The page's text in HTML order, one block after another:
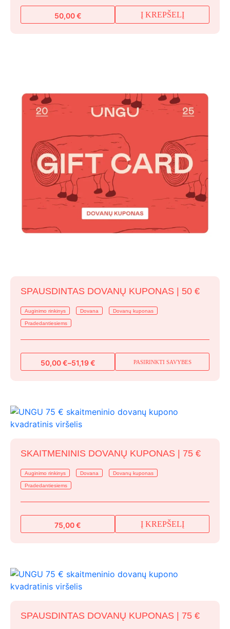
50,00€ Į KREPŠELĮ
SPAUSDINTAS DOVANŲ KUPONAS | 50 €
Auginimo rinkinys Dovana Dovanų kuponas
Pradedantiesiems
50,00€–51,19€
Price
51,19 €
PASIRINKTI SAVYBES
This
variants.
may
the
product
page
SKAITMENINIS DOVANŲ KUPONAS | 75 €
Auginimo rinkinys Dovana Dovanų kuponas
Pradedantiesiems
75,00€ Į KREPŠELĮ
SPAUSDINTAS DOVANŲ KUPONAS | 75 €